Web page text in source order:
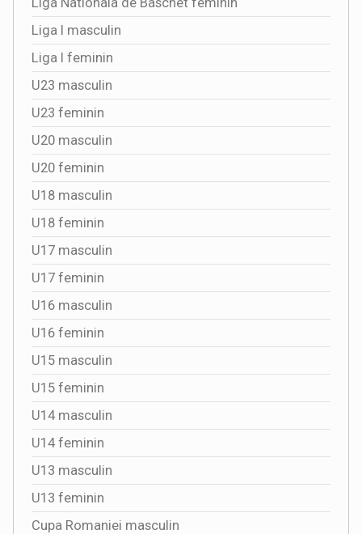
Liga I masculin
Liga I feminin
U23 masculin
U23 feminin
U20 masculin
U20 feminin
U18 masculin
U18 feminin
U17 masculin
U17 feminin
U16 masculin
U16 feminin
U15 masculin
U15 feminin
U14 masculin
U14 feminin
U13 masculin
U13 feminin
Cupa Romaniei masculin